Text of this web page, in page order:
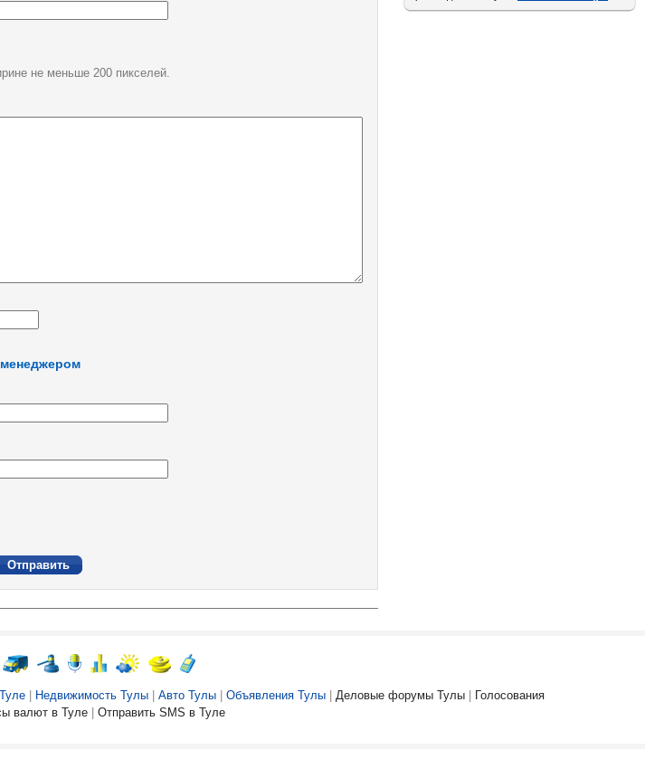
не меньше 200 пикселей.
Недвижимость Тулы Авто Тулы Объявления Тулы Деловые форумы Тулы
Голосования
валют в Туле Отправить SMS в Туле